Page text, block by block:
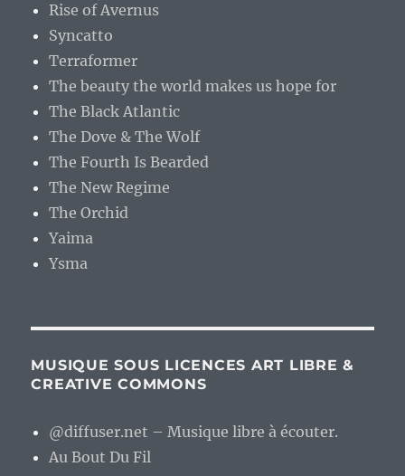
Rise of Avernus
Syncatto
Terraformer
The beauty the world makes us hope for
The Black Atlantic
The Dove & The Wolf
The Fourth Is Bearded
The New Regime
The Orchid
Yaima
Ysma
MUSIQUE SOUS LICENCES ART LIBRE &
CREATIVE COMMONS
@diffuser.net – Musique libre à écouter.
Au Bout Du Fil